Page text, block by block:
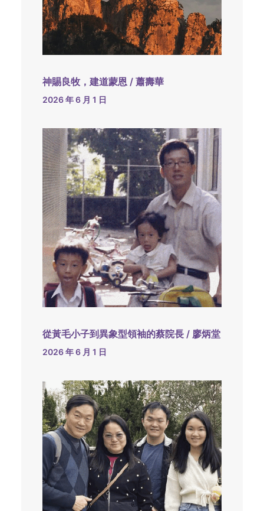
神賜良牧，建道蒙恩 / 蕭壽華
2026 年 6 月 1 日
從黃毛小子到異象型領袖的蔡院長 / 廖炳堂
2026 年 6 月 1 日